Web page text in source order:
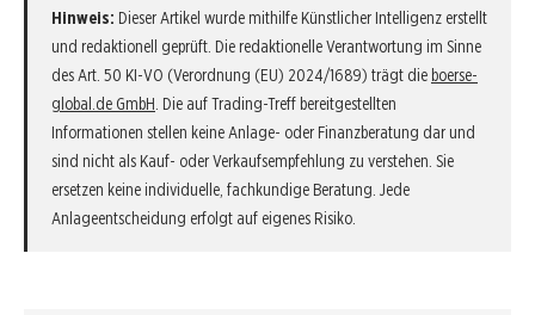
Hinweis: Dieser Artikel wurde mithilfe Künstlicher Intelligenz erstellt
und redaktionell geprüft. Die redaktionelle Verantwortung im Sinne
des Art. 50 KI-VO (Verordnung (EU) 2024/1689) trägt die boerse-
global.de GmbH. Die auf Trading-Treff bereitgestellten
Informationen stellen keine Anlage- oder Finanzberatung dar und
sind nicht als Kauf- oder Verkaufsempfehlung zu verstehen. Sie
ersetzen keine individuelle, fachkundige Beratung. Jede
Anlageentscheidung erfolgt auf eigenes Risiko.